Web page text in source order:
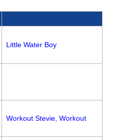
Little Water Boy
Workout Stevie, Workout